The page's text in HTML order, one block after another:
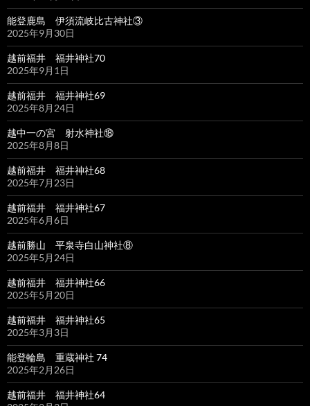
能登鹿島 伊須流岐比古神社③
2025年9月30日
越前福井 福井神社70
2025年9月1日
越前福井 福井神社69
2025年8月24日
越中一の宮 射水神社⑱
2025年8月8日
越前福井 福井神社68
2025年7月23日
越前福井 福井神社67
2025年6月6日
越前勝山 平泉寺白山神社⑧
2025年5月24日
越前福井 福井神社66
2025年5月20日
越前福井 福井神社65
2025年3月3日
能登輪島 重蔵神社 74
2025年2月26日
越前福井 福井神社64